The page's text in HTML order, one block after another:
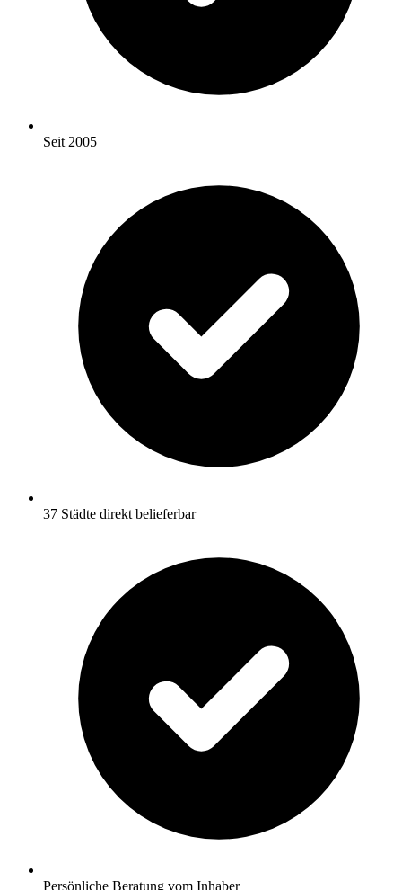
Seit 2005
37 Städte direkt belieferbar
Persönliche Beratung vom Inhaber